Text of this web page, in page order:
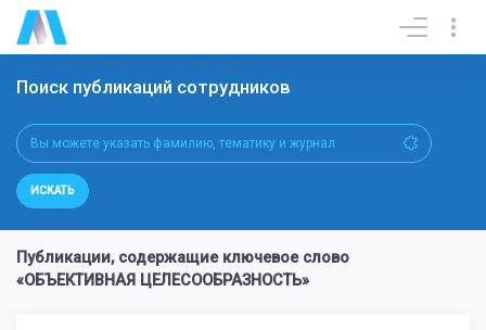
Поиск публикаций сотрудников
ИСКАТЬ
Публикации, содержащие ключевое слово
«ОБЪЕКТИВНАЯ ЦЕЛЕСООБРАЗНОСТЬ»